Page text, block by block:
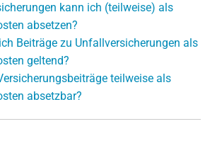
kann ich (teilweise) als
absetzen?
Beiträge zu Unfallversicherungen als
geltend?
teilweise als
absetzbar?